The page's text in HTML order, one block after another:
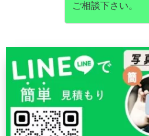
ご相談下さい。